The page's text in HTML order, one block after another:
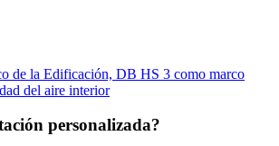
de la Edificación, DB HS 3 como marco
del aire interior
personalizada?